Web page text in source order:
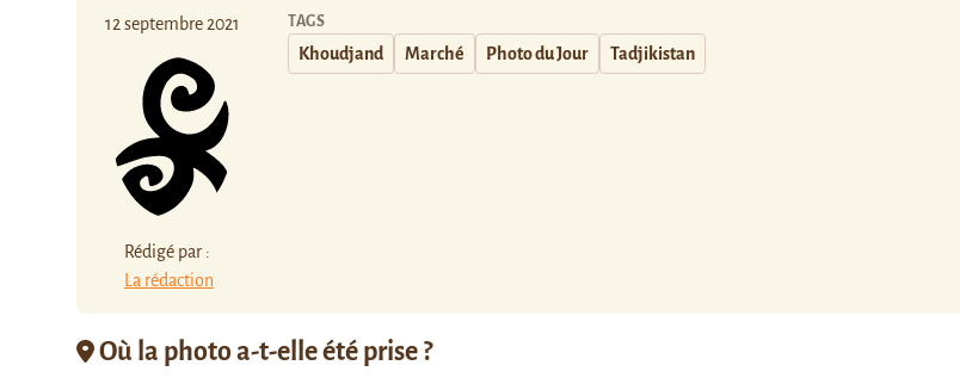
12 septembre 2021
Rédigé par :
La rédaction
TAGS
Khoudjand Marché Photo du Jour Tadjikistan
Où la photo a-t-elle été prise ?